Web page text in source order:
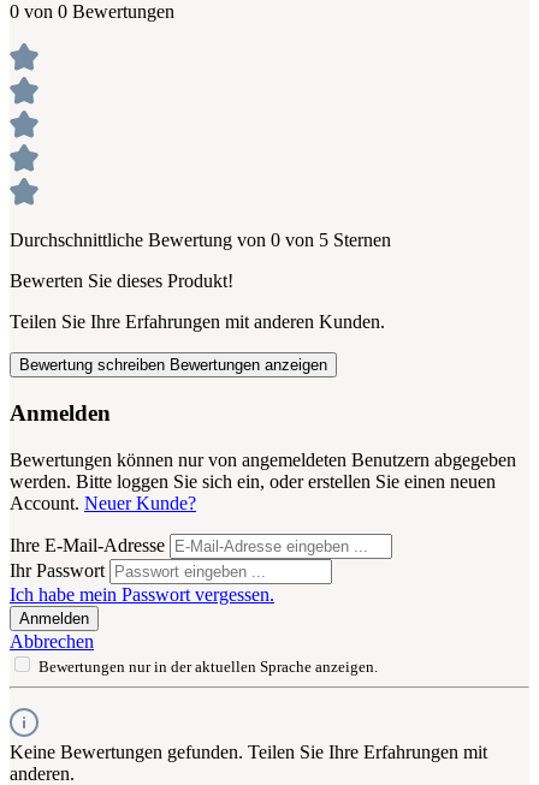
0 von 0 Bewertungen
Durchschnittliche Bewertung von 0 von 5 Sternen
Bewerten Sie dieses Produkt!
Teilen Sie Ihre Erfahrungen mit anderen Kunden.
Bewertung schreiben Bewertungen anzeigen
Anmelden
Bewertungen können nur von angemeldeten Benutzern abgegeben
werden. Bitte loggen Sie sich ein, oder erstellen Sie einen neuen
Account. Neuer Kunde?
Ihre E-Mail-Adresse
Ihr Passwort
Ich habe mein Passwort vergessen.
Anmelden
Abbrechen
Bewertungen nur in der aktuellen Sprache anzeigen.
Keine Bewertungen gefunden. Teilen Sie Ihre Erfahrungen mit
anderen.